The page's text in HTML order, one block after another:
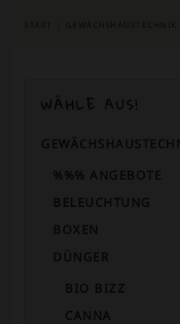
WÄHLE AUS!
%%% ANGEBOTE
BELEUCHTUNG
BOXEN
DÜNGER
BIO BIZZ
CANNA